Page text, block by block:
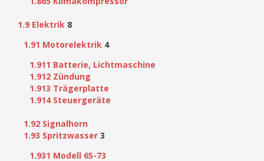
1.9 Elektrik 8
1.91 Motorelektrik 4
1.911 Batterie, Lichtmaschine
1.912 Zündung
1.913 Trägerplatte
1.914 Steuergeräte
1.92 Signalhorn
1.93 Spritzwasser 3
1.931 Modell 65-73